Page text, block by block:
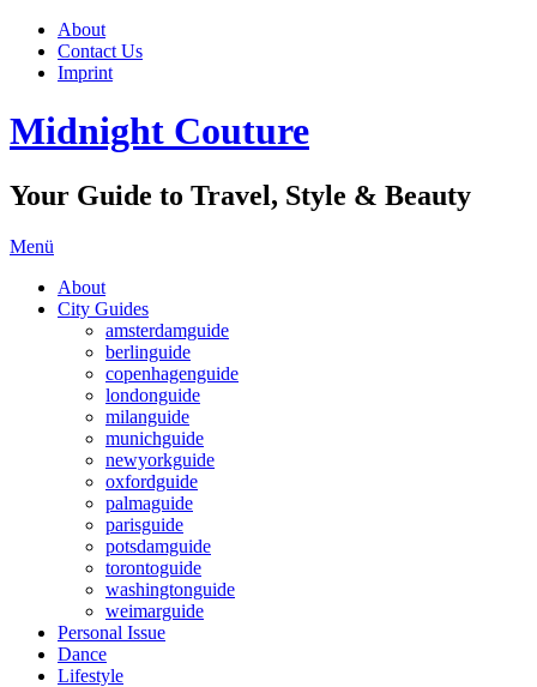
About
Contact Us
Imprint
Midnight Couture
Your Guide to Travel, Style & Beauty
Menü
About
City Guides
amsterdamguide
berlinguide
copenhagenguide
londonguide
milanguide
munichguide
newyorkguide
oxfordguide
palmaguide
parisguide
potsdamguide
torontoguide
washingtonguide
weimarguide
Personal Issue
Dance
Lifestyle